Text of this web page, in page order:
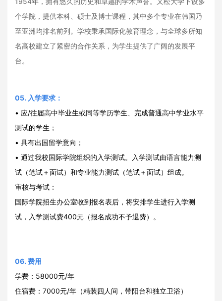
个学院，提供本科、硕士及博士课程，其中多个专业在韩国乃
至亚洲均排名前列。学校秉承国际化教育理念，与全球多所知
名高校建立了紧密的合作关系，为学生提供了广阔的发展平
台。
05. 入学要求：
• 应/往届高中毕业生或同等学历学生、完成普通高中学业水平
测试的学生；
• 具有出国留学意向；
• 通过我校国际学院组织的入学测试。入学测试由语言能力测
试（笔试＋面试）和专业能力测试（笔试＋面试）组成。
审核与考试：
国际学院招生办公室收到报名表后，将安排学生进行入学测
试，入学测试费400元（报名成功不予退费）。
06. 费用
学费：58000元/年
住宿费：7000元/年（精装四人间，带阳台和独立卫浴）